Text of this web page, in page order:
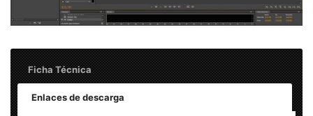
Ficha Técnica
Enlaces de descarga